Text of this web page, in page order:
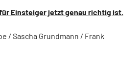
Einsteiger jetzt genau richtig ist.
/ Sascha Grundmann / Frank